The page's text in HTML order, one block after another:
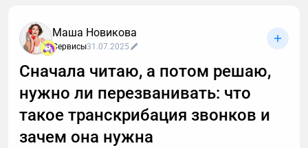
Маша Новикова
Сервисы31.07.2025
Сначала читаю, а потом решаю,
нужно ли перезванивать: что
такое транскрибация звонков и
зачем она нужна